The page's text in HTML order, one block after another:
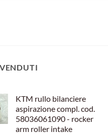
KTM rullo bilanciere
aspirazione compl. cod.
58036061090 - rocker
arm roller intake